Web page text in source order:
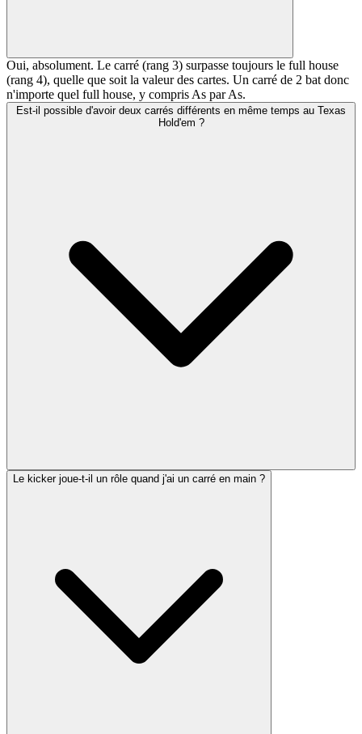
Oui, absolument. Le carré (rang 3) surpasse toujours le full house
(rang 4), quelle que soit la valeur des cartes. Un carré de 2 bat donc
n'importe quel full house, y compris As par As.
Est-il possible d'avoir deux carrés différents en même temps au Texas
Hold'em ?
Le kicker joue-t-il un rôle quand j'ai un carré en main ?